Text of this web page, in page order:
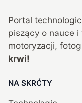
Portal
piszący o nauce
motoryzacji,
krwi!
NA SKRÓTY